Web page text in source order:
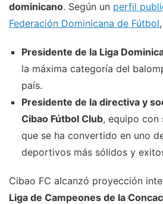
dominicano. Según un perfil
Federación Dominicana de Fútbol
Presidente de la Liga
la máxima categoría del
país.
Presidente de la directiva y
Cibao Fútbol Club, equipo con
que se ha convertido en uno
deportivos más sólidos y
Cibao FC alcanzó proyección
Liga de Campeones de la